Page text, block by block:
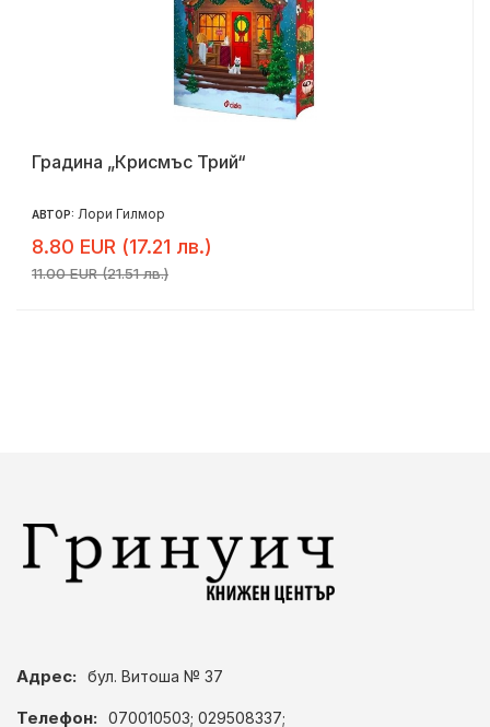
Градина „Крисмъс Трий“
АВТОР: Лори Гилмор
8.80 EUR (17.21 лв.)
11.00 EUR (21.51 лв.)
Адрес: бул. Витоша № 37
Телефон: 070010503; 029508337;